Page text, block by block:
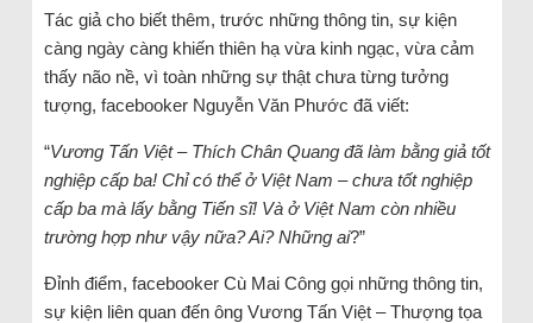
Tác giả cho biết thêm, trước những thông tin, sự kiện
càng ngày càng khiến thiên hạ vừa kinh ngạc, vừa cảm
thấy não nề, vì toàn những sự thật chưa từng tưởng
tượng, facebooker Nguyễn Văn Phước đã viết:
“Vương Tấn Việt – Thích Chân Quang đã làm bằng giả tốt
nghiệp cấp ba! Chỉ có thể ở Việt Nam – chưa tốt nghiệp
cấp ba mà lấy bằng Tiến sĩ! Và ở Việt Nam còn nhiều
trường hợp như vậy nữa? Ai? Những ai?”
Đỉnh điểm, facebooker Cù Mai Công gọi những thông tin,
sự kiện liên quan đến ông Vương Tấn Việt – Thượng tọa